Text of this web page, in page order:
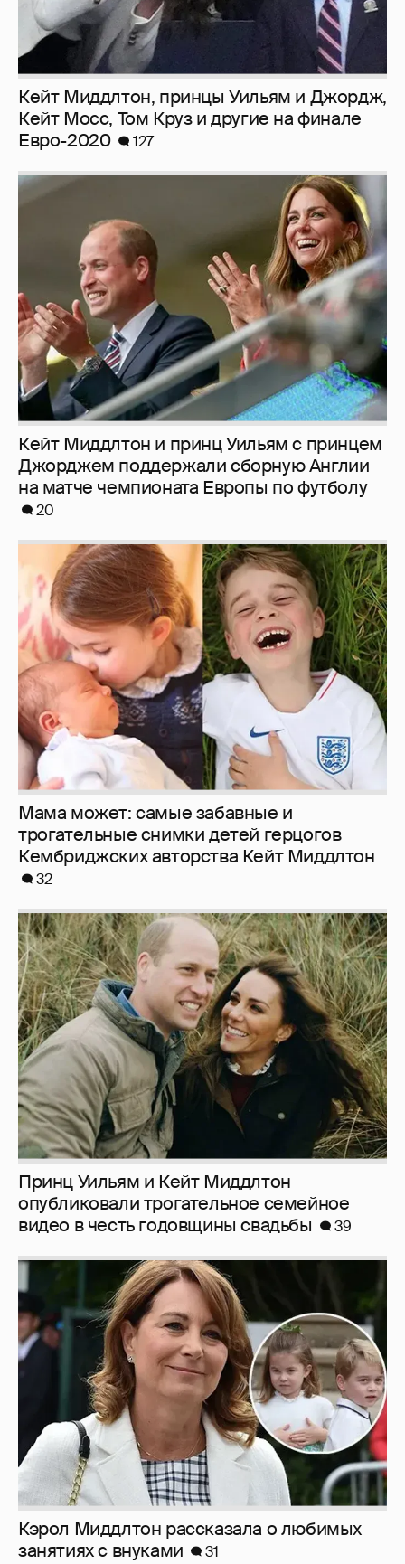
Кейт Миддлтон, принцы Уильям и Джордж,
Кейт Мосс, Том Круз и другие на финале
Евро-2020
127
Кейт Миддлтон и принц Уильям с принцем
Джорджем поддержали сборную Англии
на матче чемпионата Европы по футболу
20
Мама может: самые забавные и
трогательные снимки детей герцогов
Кембриджских авторства Кейт Миддлтон
32
Принц Уильям и Кейт Миддлтон
опубликовали трогательное семейное
видео в честь годовщины свадьбы
39
Кэрол Миддлтон рассказала о любимых
занятиях с внуками
31